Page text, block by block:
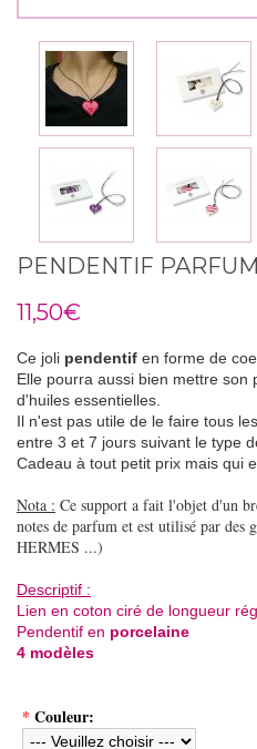
PENDENTIF
11,50€
Ce joli pendentif en forme de
Elle pourra aussi bien mettre son
d'huiles essentielles.
Il n'est pas utile de le faire tous
entre 3 et 7 jours suivant le type
Cadeau à tout petit prix mais qui
Nota : Ce support a fait l'objet d'un
notes de parfum et est utilisé par des
HERMES ...)
Descriptif :
Lien en coton ciré de longueur
Pendentif en porcelaine
4 modèles
* Couleur: